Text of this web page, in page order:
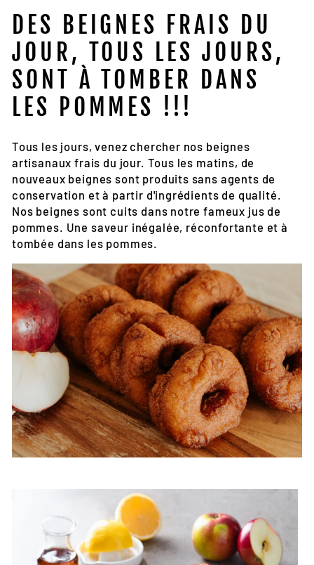
DES BEIGNES FRAIS DU
JOUR, TOUS LES JOURS,
SONT À TOMBER DANS
LES POMMES !!!
Tous les jours, venez chercher nos beignes
artisanaux frais du jour. Tous les matins, de
nouveaux beignes sont produits sans agents de
conservation et à partir d'ingrédients de qualité.
Nos beignes sont cuits dans notre fameux jus de
pommes. Une saveur inégalée, réconfortante et à
tombée dans les pommes.